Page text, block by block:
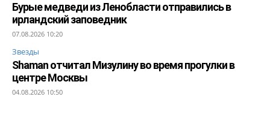
Бурые медведи из Ленобласти отправились в
ирландский заповедник
07.08.2026 10:20
Звезды
Shaman отчитал Мизулину во время прогулки в
центре Москвы
04.08.2026 10:50